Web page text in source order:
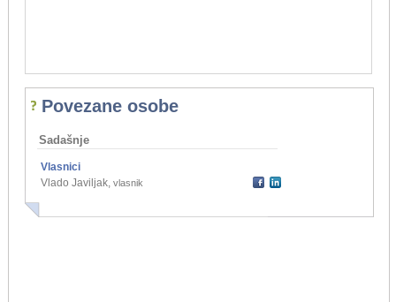
Povezane osobe
Sadašnje
Vlasnici
Vlado Javiljak, vlasnik